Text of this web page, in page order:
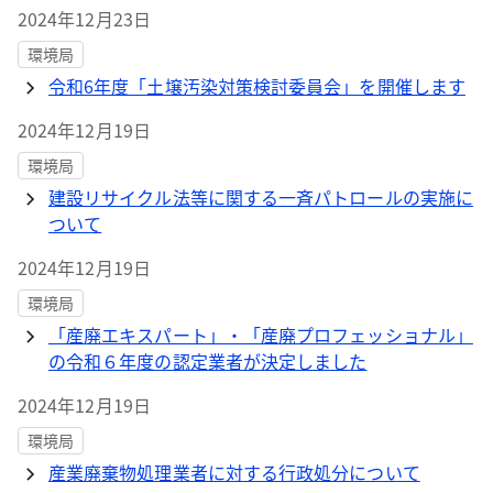
2024年12月23日
環境局
令和6年度「土壌汚染対策検討委員会」を開催します
2024年12月19日
環境局
建設リサイクル法等に関する一斉パトロールの実施に
ついて
2024年12月19日
環境局
「産廃エキスパート」・「産廃プロフェッショナル」
の令和６年度の認定業者が決定しました
2024年12月19日
環境局
産業廃棄物処理業者に対する行政処分について